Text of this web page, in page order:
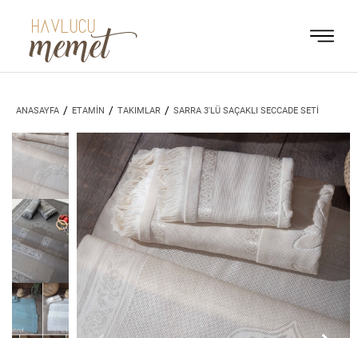
HAVLUCU
memet
ANASAYFA / ETAMİN / TAKIMLAR / SARRA 3'LÜ SAÇAKLI SECCADE SETİ